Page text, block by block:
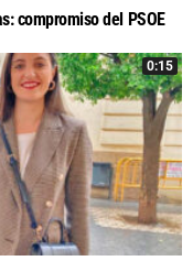
compromiso del PSOE
0:15